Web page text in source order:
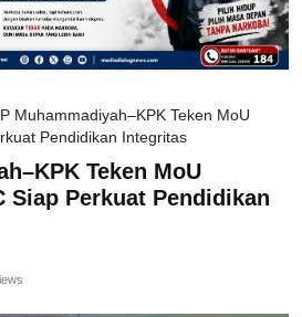
Muhammadiyah–KPK Teken MoU
Pendidikan Integritas
Teken MoU
Siap Perkuat Pendidikan